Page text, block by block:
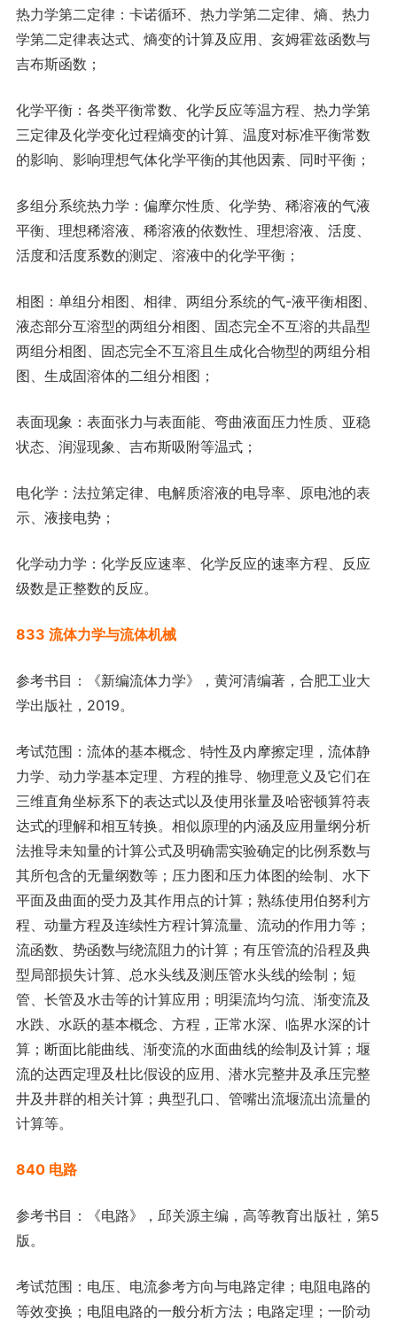
热力学第二定律：卡诺循环、热力学第二定律、熵、热力
学第二定律表达式、熵变的计算及应用、亥姆霍兹函数与
吉布斯函数；
化学平衡：各类平衡常数、化学反应等温方程、热力学第
三定律及化学变化过程熵变的计算、温度对标准平衡常数
的影响、影响理想气体化学平衡的其他因素、同时平衡；
多组分系统热力学：偏摩尔性质、化学势、稀溶液的气液
平衡、理想稀溶液、稀溶液的依数性、理想溶液、活度、
活度和活度系数的测定、溶液中的化学平衡；
相图：单组分相图、相律、两组分系统的气-液平衡相图、
液态部分互溶型的两组分相图、固态完全不互溶的共晶型
两组分相图、固态完全不互溶且生成化合物型的两组分相
图、生成固溶体的二组分相图；
表面现象：表面张力与表面能、弯曲液面压力性质、亚稳
状态、润湿现象、吉布斯吸附等温式；
电化学：法拉第定律、电解质溶液的电导率、原电池的表
示、液接电势；
化学动力学：化学反应速率、化学反应的速率方程、反应
级数是正整数的反应。
833 流体力学与流体机械
参考书目：《新编流体力学》，黄河清编著，合肥工业大
学出版社，2019。
考试范围：流体的基本概念、特性及内摩擦定理，流体静
力学、动力学基本定理、方程的推导、物理意义及它们在
三维直角坐标系下的表达式以及使用张量及哈密顿算符表
达式的理解和相互转换。相似原理的内涵及应用量纲分析
法推导未知量的计算公式及明确需实验确定的比例系数与
其所包含的无量纲数等；压力图和压力体图的绘制、水下
平面及曲面的受力及其作用点的计算；熟练使用伯努利方
程、动量方程及连续性方程计算流量、流动的作用力等；
流函数、势函数与绕流阻力的计算；有压管流的沿程及典
型局部损失计算、总水头线及测压管水头线的绘制；短
管、长管及水击等的计算应用；明渠流均匀流、渐变流及
水跌、水跃的基本概念、方程，正常水深、临界水深的计
算；断面比能曲线、渐变流的水面曲线的绘制及计算；堰
流的达西定理及杜比假设的应用、潜水完整井及承压完整
井及井群的相关计算；典型孔口、管嘴出流堰流出流量的
计算等。
840 电路
参考书目：《电路》，邱关源主编，高等教育出版社，第5
版。
考试范围：电压、电流参考方向与电路定律；电阻电路的
等效变换；电阻电路的一般分析方法；电路定理；一阶动